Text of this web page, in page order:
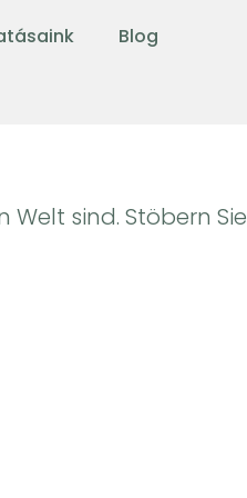
Blog
sind. Stöbern Sie